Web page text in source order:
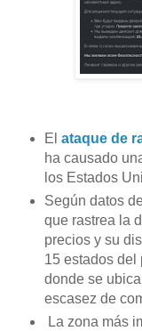
El ataque de
ha causado
los Estados
Según datos
que rastrea la
precios y su
15 estados del
donde se
escasez de
La zona más